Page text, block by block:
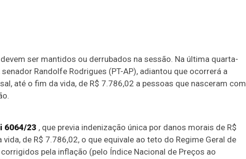
ser mantidos ou derrubados na sessão. Na última quarta-
Randolfe Rodrigues (PT-AP), adiantou que ocorrerá a
até o fim da vida, de R$ 7.786,02 a pessoas que nasceram com
6064/23 , que previa indenização única por danos morais de R$
de R$ 7.786,02, o que equivale ao teto do Regime Geral de
pela inflação (pelo Índice Nacional de Preços ao